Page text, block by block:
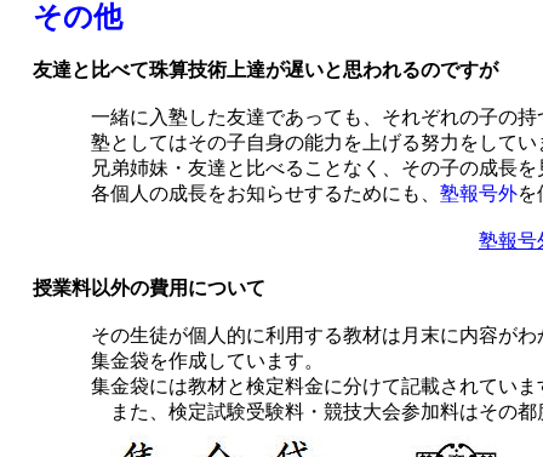
その他
友達と比べて珠算技術上達が遅いと思われるのですが
一緒に入塾した友達であっても、それぞれの子の持
塾としてはその子自身の能力を上げる努力をしてい
兄弟姉妹・友達と比べることなく、その子の成長を
各個人の成長をお知らせするためにも、 塾報号外を
塾報号
授業料以外の費用について
その生徒が個人的に利用する教材は月末に内容がわ
集金袋を作成しています。
集金袋には教材と検定料金に分けて記載されていま
また、検定試験受験料・競技大会参加料はその都